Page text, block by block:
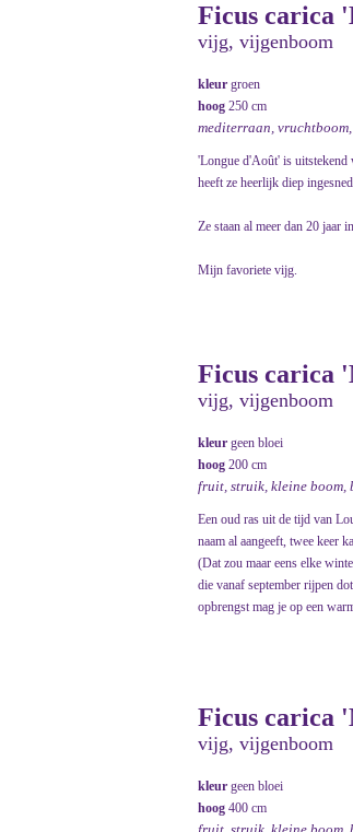
Ficus carica
vijg, vijgenboom
kleur groen
hoog 250 cm
mediterraan,
'Longue d'Août' is uitstekend
heeft ze heerlijk diep
Ze staan al meer dan 20 jaar
Mijn favoriete vijg.
Ficus carica
vijg, vijgenboom
kleur geen bloei
hoog 200 cm
fruit, struik, kleine boom,
Een oud ras uit de tijd van
naam al aangeeft, twee keer
(Dat zou maar eens elke
die vanaf september rijpen
opbrengst mag je op een
Ficus carica
vijg, vijgenboom
kleur geen bloei
hoog 400 cm